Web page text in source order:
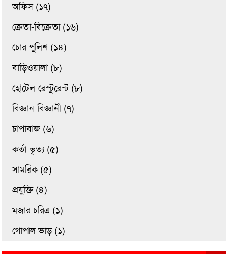
অফিস (১৭)
ক্রেতা-বিক্রেতা (১৬)
চোর পুলিশ (১৪)
বাড়িওয়ালা (৮)
হোটেল-রেস্টুরেন্ট (৮)
বিজ্ঞান-বিজ্ঞানী (৭)
চাপাবাজ (৬)
কর্তা-ভৃত্য (৫)
সামরিক (৫)
প্রযুক্তি (৪)
মজার চরিত্র (১)
গোপাল ভাড় (১)